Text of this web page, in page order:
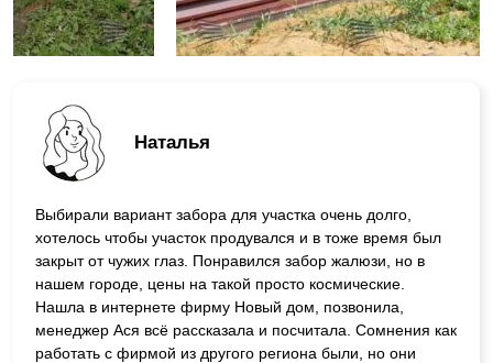
Наталья
Выбирали вариант забора для участка очень долго,
хотелось чтобы участок продувался и в тоже время был
закрыт от чужих глаз. Понравился забор жалюзи, но в
нашем городе, цены на такой просто космические.
Нашла в интернете фирму Новый дом, позвонила,
менеджер Ася всё рассказала и посчитала. Сомнения как
работать с фирмой из другого региона были, но они